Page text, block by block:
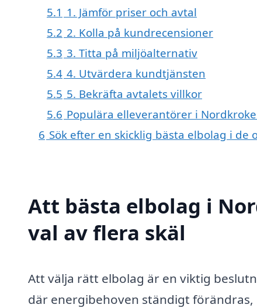
5.1 1. Jämför priser och avtal
5.2 2. Kolla på kundrecensioner
5.3 3. Titta på miljöalternativ
5.4 4. Utvärdera kundtjänsten
5.5 5. Bekräfta avtalets villkor
5.6 Populära elleverantörer i
6 Sök efter en skicklig bästa elbolag i
Att bästa elbolag i
val av flera skäl
Att välja rätt elbolag är en viktig
där energibehoven ständigt